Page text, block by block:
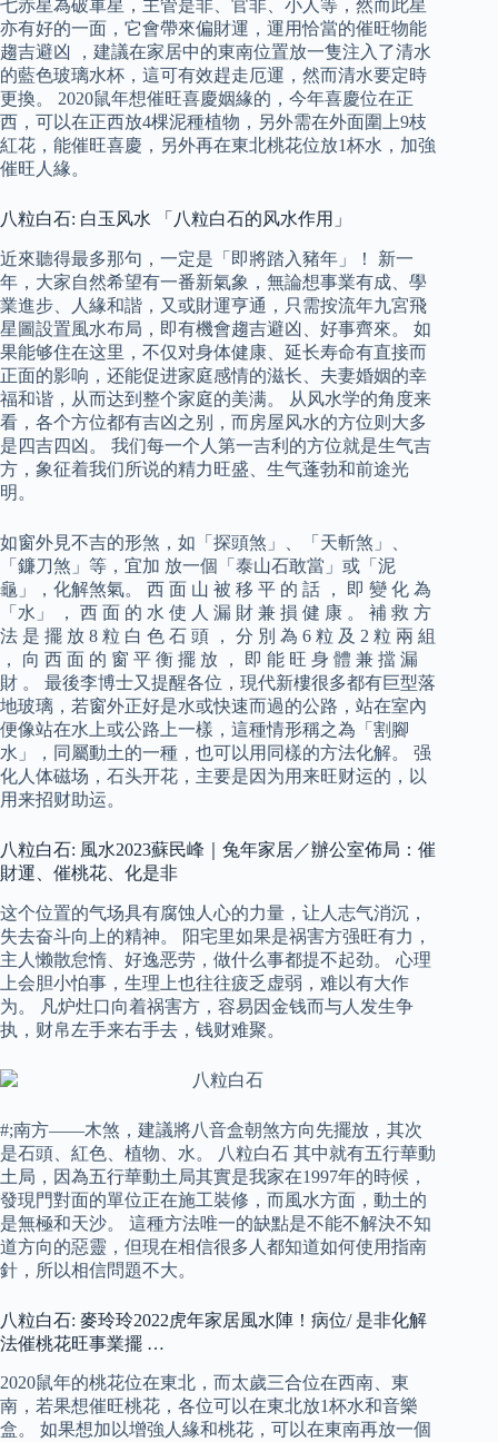
七赤星為破軍星，主管是非、官非、小人等，然而此星
亦有好的一面，它會帶來偏財運，運用恰當的催旺物能
趨吉避凶 ，建議在家居中的東南位置放一隻注入了清水
的藍色玻璃水杯，這可有效趕走厄運，然而清水要定時
更換。 2020鼠年想催旺喜慶姻緣的，今年喜慶位在正
西，可以在正西放4棵泥種植物，另外需在外面圍上9枝
紅花，能催旺喜慶，另外再在東北桃花位放1杯水，加強
催旺人緣。
八粒白石: 白玉风水 「八粒白石的风水作用」
近來聽得最多那句，一定是「即將踏入豬年」！ 新一
年，大家自然希望有一番新氣象，無論想事業有成、學
業進步、人緣和諧，又或財運亨通，只需按流年九宮飛
星圖設置風水布局，即有機會趨吉避凶、好事齊來。 如
果能够住在这里，不仅对身体健康、延长寿命有直接而
正面的影响，还能促进家庭感情的滋长、夫妻婚姻的幸
福和谐，从而达到整个家庭的美满。 从风水学的角度来
看，各个方位都有吉凶之别，而房屋风水的方位则大多
是四吉四凶。 我们每一个人第一吉利的方位就是生气吉
方，象征着我们所说的精力旺盛、生气蓬勃和前途光
明。
如窗外見不吉的形煞，如「探頭煞」、「天斬煞」、
「鐮刀煞」等，宜加 放一個「泰山石敢當」或「泥
龜」，化解煞氣。 西 面 山 被 移 平 的 話 ， 即 變 化 為
「水」 ， 西 面 的 水 使 人 漏 財 兼 損 健 康 。 補 救 方
法 是 擺 放 8 粒 白 色 石 頭 ， 分 別 為 6 粒 及 2 粒 兩 組
， 向 西 面 的 窗 平 衡 擺 放 ， 即 能 旺 身 體 兼 擋 漏
財 。 最後李博士又提醒各位，現代新樓很多都有巨型落
地玻璃，若窗外正好是水或快速而過的公路，站在室內
便像站在水上或公路上一樣，這種情形稱之為「割腳
水」，同屬動土的一種，也可以用同樣的方法化解。 强
化人体磁场，石头开花，主要是因为用来旺财运的，以
用来招财助运。
八粒白石: 風水2023蘇民峰｜兔年家居／辦公室佈局：催
財運、催桃花、化是非
这个位置的气场具有腐蚀人心的力量，让人志气消沉，
失去奋斗向上的精神。 阳宅里如果是祸害方强旺有力，
主人懒散怠惰、好逸恶劳，做什么事都提不起劲。 心理
上会胆小怕事，生理上也往往疲乏虚弱，难以有大作
为。 凡炉灶口向着祸害方，容易因金钱而与人发生争
执，财帛左手来右手去，钱财难聚。
#;南方——木煞，建議將八音盒朝煞方向先擺放，其次
是石頭、紅色、植物、水。 八粒白石 其中就有五行華動
土局，因為五行華動土局其實是我家在1997年的時候，
發現門對面的單位正在施工裝修，而風水方面，動土的
是無極和天沙。 這種方法唯一的缺點是不能不解決不知
道方向的惡靈，但現在相信很多人都知道如何使用指南
針，所以相信問題不大。
八粒白石: 麥玲玲2022虎年家居風水陣！病位/ 是非化解
法催桃花旺事業擺 …
2020鼠年的桃花位在東北，而太歲三合位在西南、東
南，若果想催旺桃花，各位可以在東北放1杯水和音樂
盒。 如果想加以增強人緣和桃花，可以在東南再放一個